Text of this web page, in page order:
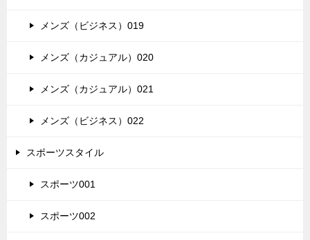
メンズ（ビジネス）019
メンズ（カジュアル）020
メンズ（カジュアル）021
メンズ（ビジネス）022
スポーツスタイル
スポーツ001
スポーツ002